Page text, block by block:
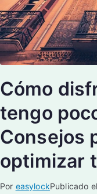
Cómo
tengo
Consejos
optimizar
Por easylockPublicado el